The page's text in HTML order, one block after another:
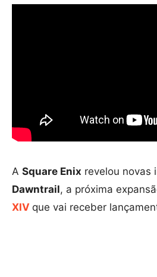
A Square Enix revelou novas
Dawntrail, a próxima
XIV que vai receber